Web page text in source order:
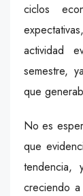
ciclos
actividad
semestre,
que
No es
que
tendencia,
creciendo